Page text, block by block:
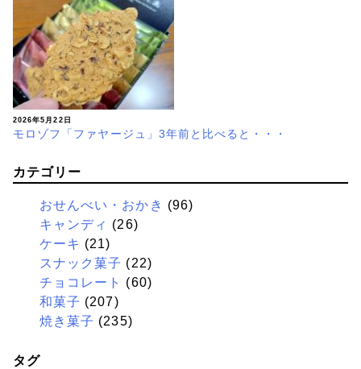
2026年5月22日
モロゾフ「ファヤージュ」3年前と比べると・・・
カテゴリー
おせんべい・おかき (96)
キャンディ (26)
ケーキ (21)
スナック菓子 (22)
チョコレート
(60)
和菓子 (207)
焼き菓子 (235)
タグ